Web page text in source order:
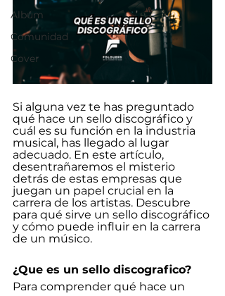
Albúm
Comunidad
Cover
Si alguna vez te has preguntado
qué hace un sello discográfico y
cuál es su función en la industria
musical, has llegado al lugar
adecuado. En este artículo,
desentrañaremos el misterio
detrás de estas empresas que
juegan un papel crucial en la
carrera de los artistas. Descubre
para qué sirve un sello discográfico
y cómo puede influir en la carrera
de un músico.
¿Que es un sello discografico?
Para comprender qué hace un